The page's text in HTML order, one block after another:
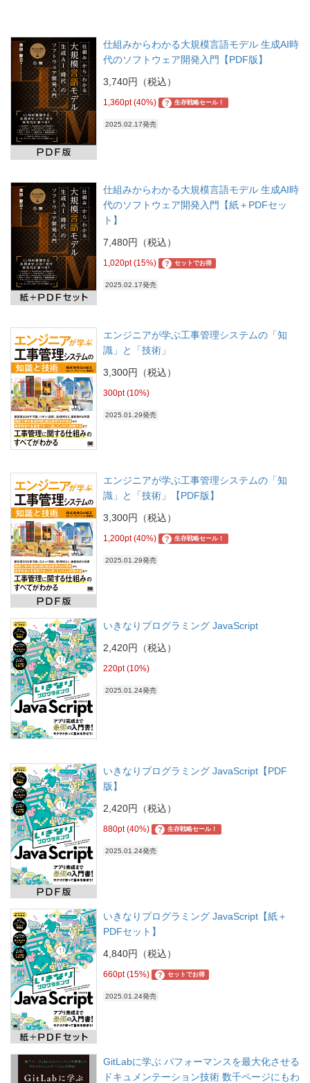
仕組みからわかる大規模言語モデル 生成AI時
代のソフトウェア開発入門【PDF版】
3,740円（税込）
1,360pt (40%) ? 生存戦略セール！
2025.02.17発売
仕組みからわかる大規模言語モデル 生成AI時
代のソフトウェア開発入門【紙＋PDFセッ
ト】
7,480円（税込）
1,020pt (15%) ? セットでお得
2025.02.17発売
エンジニアが学ぶ工事管理システムの「知
識」と「技術」
3,300円（税込）
300pt (10%)
2025.01.29発売
エンジニアが学ぶ工事管理システムの「知
識」と「技術」【PDF版】
3,300円（税込）
1,200pt (40%) ? 生存戦略セール！
2025.01.29発売
いきなりプログラミング JavaScript
2,420円（税込）
220pt (10%)
2025.01.24発売
いきなりプログラミング JavaScript【PDF
版】
2,420円（税込）
880pt (40%) ? 生存戦略セール！
2025.01.24発売
いきなりプログラミング JavaScript【紙＋
PDFセット】
4,840円（税込）
660pt (15%) ? セットでお得
2025.01.24発売
GitLabに学ぶ パフォーマンスを最大化させる
ドキュメンテーション技術 数千ページにもわ